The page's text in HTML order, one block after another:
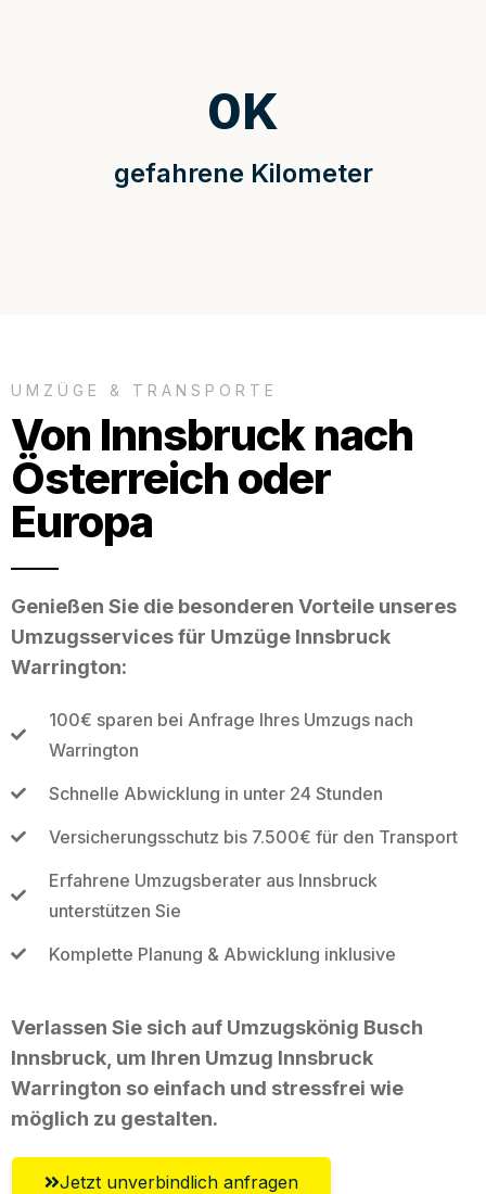
gefahrene Kilometer
0K
UMZÜGE & TRANSPORTE
Von Innsbruck nach
Österreich oder
Europa
Genießen Sie die besonderen Vorteile unseres
Umzugsservices für Umzüge Innsbruck
Warrington:
100€ sparen bei Anfrage Ihres Umzugs nach
Warrington
Schnelle Abwicklung in unter 24 Stunden
Versicherungsschutz bis 7.500€ für den Transport
Erfahrene Umzugsberater aus Innsbruck
unterstützen Sie
Komplette Planung & Abwicklung inklusive
Verlassen Sie sich auf Umzugskönig Busch
Innsbruck, um Ihren Umzug Innsbruck
Warrington so einfach und stressfrei wie
möglich zu gestalten.
Jetzt unverbindlich anfragen